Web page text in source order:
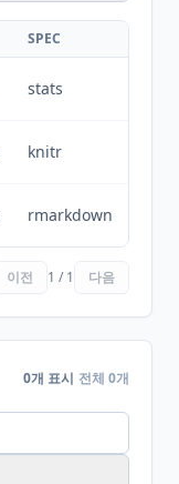
SPEC
stats
knitr
rmarkdown
이전 1 / 1 다음
0개 표시 전체 0개